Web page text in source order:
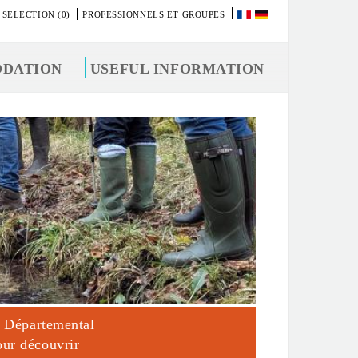
(0) PROFESSIONNELS ET GROUPES
USEFUL INFORMATION
découvrir